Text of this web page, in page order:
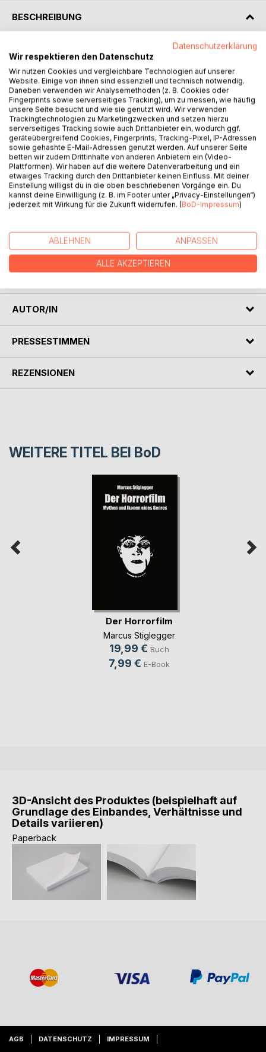
BESCHREIBUNG
"22 Werke auf Texte der russlanddeutschen Dichter
Herbert Henke, Hermann Arnhold, Rosa Pflug und Nora
Pfeffer sind vom namhaften Komponisten Robert Denhof
geschaffen. Das sind Kinderlieder, Liebeslyrik und
Humorstücke. Die Musikstücke sind gekennzeichnet von
der Einfachheit und Klarheit der poetischen und
Musikalischen Sprache, farbiger Harmonie und Tiefe der
Inhalte, aufregender Leidenschaft. Ihre Melodik ist sehr
vokal und bequem im Singen. Die Sammlung ist für einen
breiten Sängerkreis und schon ziemlich erfahrene
Musikliebhaber bestimmt. Im diesen Sammelband strebt
Robert Denhof zur Synthese der Tradition der klassischen
Romanze und des Volksliedes, der Elemente des lyrischen
italienischen, russischen und deutschen Liedes, zur
Schlagermusik. Seine Musiksprache versteht Robert
Denhof als Synthese der multinationalen Weltmusik, zur
gleichen Zeit – als die Rückkehr des deutschen Liedes in
den Schoß der Weltvokalkultur. "
AUTOR/IN
PRESSESTIMMEN
REZENSIONEN
WEITERE TITEL BEI BoD
Der Horrorfilm
Marcus Stiglegger
19,99 € Buch
7,99 € E-Book
3D-Ansicht des Produktes (beispielhaft auf
Grundlage des Einbandes, Verhältnisse und
Details variieren)
Paperback
AGB DATENSCHUTZ IMPRESSUM
Datenschutzerklärung
Wir respektieren den Datenschutz
Wir nutzen Cookies und vergleichbare Technologien auf unserer
Website. Einige von ihnen sind essenziell und technisch notwendig.
Daneben verwenden wir Analysemethoden (z. B. Cookies oder
Fingerprints sowie serverseitiges Tracking), um zu messen, wie häufig
unsere Seite besucht und wie sie genutzt wird. Wir verwenden
Trackingtechnologien zu Marketingzwecken und setzen hierzu
serverseitiges Tracking sowie auch Drittanbieter ein, wodurch ggf.
geräteübergreifend Cookies, Fingerprints, Tracking-Pixel, IP-Adressen
sowie gehashte E-Mail-Adressen genutzt werden. Auf unserer Seite
betten wir zudem Drittinhalte von anderen Anbietern ein (Video-
Plattformen). Wir haben auf die weitere Datenverarbeitung und ein
etwaiges Tracking durch den Drittanbieter keinen Einfluss. Mit deiner
Einstellung willigst du in die oben beschriebenen Vorgänge ein. Du
kannst deine Einwilligung (z. B. im Footer unter „Privacy-Einstellungen“)
jederzeit mit Wirkung für die Zukunft widerrufen. (BoD-Impressum)
ABLEHNEN ANPASSEN
ALLE AKZEPTIEREN